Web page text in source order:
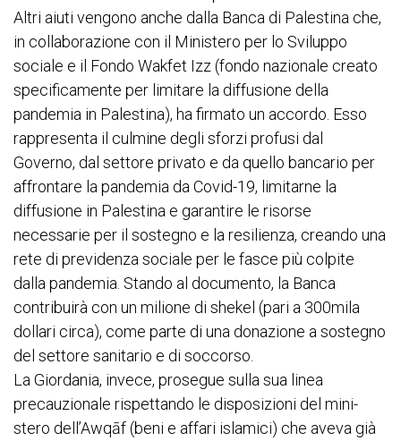
Altri aiuti vengono anche dalla Banca di Palestina che,
in collaborazione con il Ministero per lo Sviluppo
sociale e il Fondo Wakfet Izz (fondo nazionale creato
specificamente per limitare la diffusione della
pandemia in Palestina), ha firmato un accordo. Esso
rappresenta il culmine degli sforzi profusi dal
Governo, dal settore privato e da quello bancario per
affrontare la pandemia da Covid-19, limitarne la
diffusione in Palestina e garantire le risorse
necessarie per il sostegno e la resilienza, creando una
rete di previdenza sociale per le fasce più colpite
dalla pandemia. Stando al documento, la Banca
contribuirà con un milione di shekel (pari a 300mila
dollari circa), come parte di una donazione a sostegno
del settore sanitario e di soccorso.
La Giordania, invece, prosegue sulla sua linea
precauzionale rispettando le disposizioni del mini-
stero dell’Awqāf (beni e affari islamici) che aveva già